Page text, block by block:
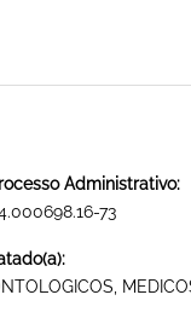
Administrativo:
73